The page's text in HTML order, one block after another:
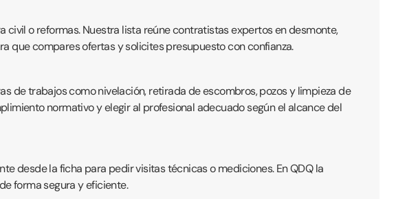
civil o reformas. Nuestra lista reúne contratistas expertos en desmonte,
que compares ofertas y solicites presupuesto con confianza.
de trabajos como nivelación, retirada de escombros, pozos y limpieza de
normativo y elegir al profesional adecuado según el alcance del
desde la ficha para pedir visitas técnicas o mediciones. En QDQ la
forma segura y eficiente.